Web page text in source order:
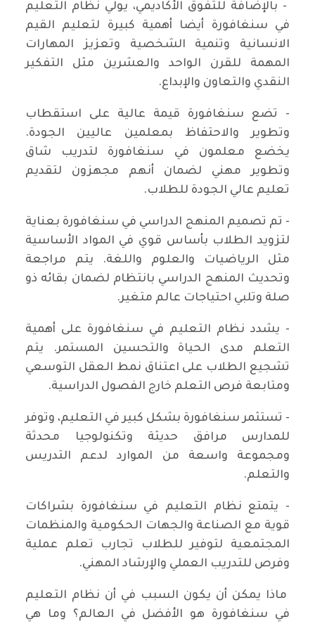
- بالإضافة للتفوق الأكاديمي، يولي نظام التعليم
في سنغافورة أيضا أهمية كبيرة لتعليم القيم
الانسانية وتنمية الشخصية وتعزيز المهارات
المهمة للقرن الواحد والعشرين مثل التفكير
النقدي والتعاون والإبداع.
- تضع سنغافورة قيمة عالية على استقطاب
وتطوير والاحتفاظ بمعلمين عاليين الجودة.
يخضع معلمون في سنغافورة لتدريب شاق
وتطوير مهني لضمان أنهم مجهزون لتقديم
تعليم عالي الجودة للطلاب.
- تم تصميم المنهج الدراسي في سنغافورة بعناية
لتزويد الطلاب بأساس قوي في المواد الأساسية
مثل الرياضيات والعلوم واللغة. يتم مراجعة
وتحديث المنهج الدراسي بانتظام لضمان بقائه ذو
صلة وتلبي احتياجات عالم متغير.
- يشدد نظام التعليم في سنغافورة على أهمية
التعلم مدى الحياة والتحسين المستمر. يتم
تشجيع الطلاب على اعتناق نمط العقل التوسعي
ومتابعة فرص التعلم خارج الفصول الدراسية.
- تستثمر سنغافورة بشكل كبير في التعليم، وتوفر
للمدارس مرافق حديثة وتكنولوجيا محدثة
ومجموعة واسعة من الموارد لدعم التدريس
والتعلم.
- يتمتع نظام التعليم في سنغافورة بشراكات
قوية مع الصناعة والجهات الحكومية والمنظمات
المجتمعية لتوفير للطلاب تجارب تعلم عملية
وفرص للتدريب العملي والإرشاد المهني.
ماذا يمكن أن يكون السبب في أن نظام التعليم
في سنغافورة هو الأفضل في العالم؟ وما هي